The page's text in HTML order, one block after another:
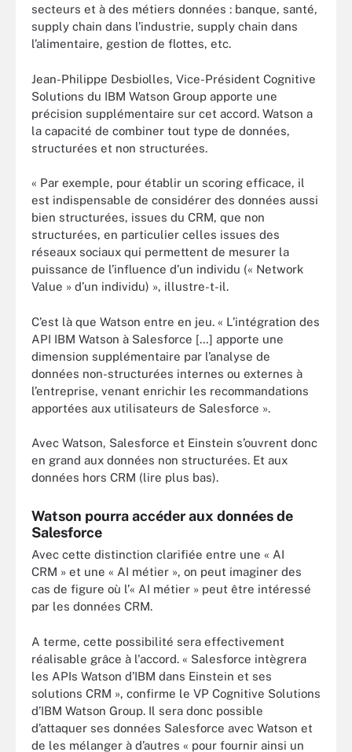
secteurs et à des métiers données : banque, santé,
supply chain dans l’industrie, supply chain dans
l’alimentaire, gestion de flottes, etc.
Jean-Philippe Desbiolles, Vice-Président Cognitive
Solutions du IBM Watson Group apporte une
précision supplémentaire sur cet accord. Watson a
la capacité de combiner tout type de données,
structurées et non structurées.
« Par exemple, pour établir un scoring efficace, il
est indispensable de considérer des données aussi
bien structurées, issues du CRM, que non
structurées, en particulier celles issues des
réseaux sociaux qui permettent de mesurer la
puissance de l’influence d’un individu (« Network
Value » d’un individu) », illustre-t-il.
C’est là que Watson entre en jeu. « L’intégration des
API IBM Watson à Salesforce […] apporte une
dimension supplémentaire par l’analyse de
données non-structurées internes ou externes à
l’entreprise, venant enrichir les recommandations
apportées aux utilisateurs de Salesforce ».
Avec Watson, Salesforce et Einstein s’ouvrent donc
en grand aux données non structurées. Et aux
données hors CRM (lire plus bas).
Watson pourra accéder aux données de
Salesforce
Avec cette distinction clarifiée entre une « AI
CRM » et une « AI métier », on peut imaginer des
cas de figure où l’« AI métier » peut être intéressé
par les données CRM.
A terme, cette possibilité sera effectivement
réalisable grâce à l'accord. « Salesforce intègrera
les APIs Watson d’IBM dans Einstein et ses
solutions CRM », confirme le VP Cognitive Solutions
d’IBM Watson Group. Il sera donc possible
d’attaquer ses données Salesforce avec Watson et
de les mélanger à d’autres « pour fournir ainsi un